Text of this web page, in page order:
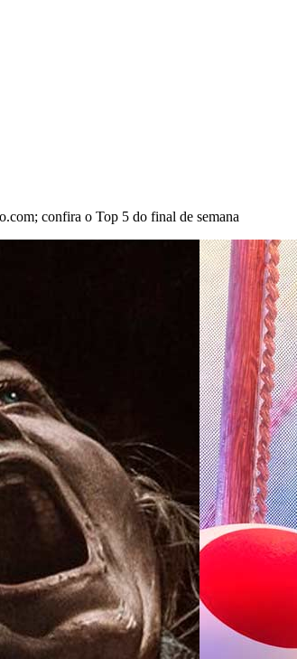
confira o Top 5 do final de semana